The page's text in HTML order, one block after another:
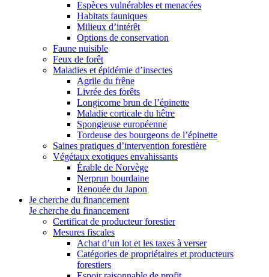
Espèces vulnérables et menacées
Habitats fauniques
Milieux d’intérêt
Options de conservation
Faune nuisible
Feux de forêt
Maladies et épidémie d’insectes
Agrile du frêne
Livrée des forêts
Longicorne brun de l’épinette
Maladie corticale du hêtre
Spongieuse européenne
Tordeuse des bourgeons de l’épinette
Saines pratiques d’intervention forestière
Végétaux exotiques envahissants
Érable de Norvège
Nerprun bourdaine
Renouée du Japon
Je cherche du financement
Je cherche du financement
Certificat de producteur forestier
Mesures fiscales
Achat d’un lot et les taxes à verser
Catégories de propriétaires et producteurs
forestiers